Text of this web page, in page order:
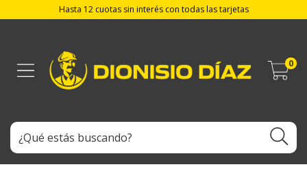
Hasta 12 cuotas sin interés con todas las tarjetas
0